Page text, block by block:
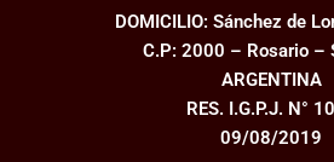
DOMICILIO: Sánchez de
C.P: 2000 – Rosario –
ARGENTINA
RES. I.G.P.J. N°
09/08/2019